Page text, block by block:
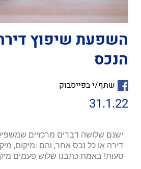
השפעת שיפוץ
הנכס
שתף/י בפייסבוק
31.1.22
ישנם שלושה דברים מרכזיים
דירה או כל נכס אחר, והם :מיקום,
טעות! באמת כתבנו שלוש פעמים